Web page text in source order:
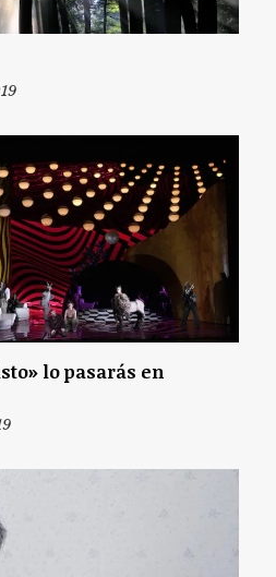
lo pasarás en